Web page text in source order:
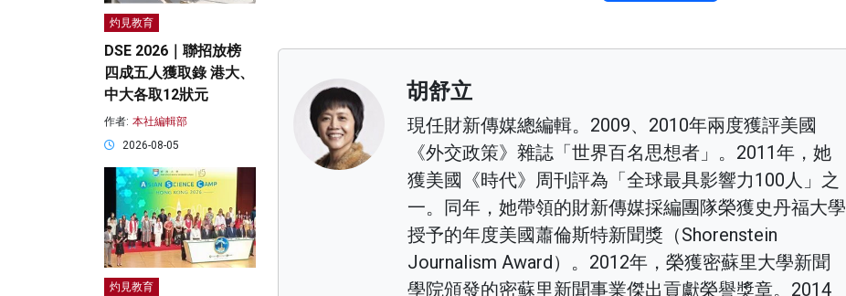
胡舒立
現任財新傳媒總編輯。2009、2010年兩度獲評美國
《外交政策》雜誌「世界百名思想者」。2011年，她
獲美國《時代》周刊評為「全球最具影響力100人」之
一。同年，她帶領的財新傳媒採編團隊榮獲史丹福大學
授予的年度美國蕭倫斯特新聞獎（Shorenstein
Journalism Award）。2012年，榮獲密蘇里大學新聞
學院頒發的密蘇里新聞事業傑出貢獻榮譽獎章。2014
灼見教育
DSE 2026｜聯招放榜
四成五人獲取錄 港大、
中大各取12狀元
作者: 本社編輯部
2026-08-05
灼見教育